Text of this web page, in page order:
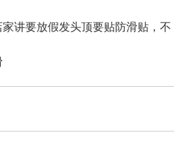
讲要放假发头顶要贴防滑贴，不